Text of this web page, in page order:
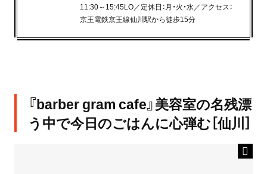
11:30～15:45LO／定休日：月・火・水／アクセス：
京王電鉄京王線仙川駅から徒歩15分
『barber gram cafe』美容室の名残漂
う中で今日のごはんに心弾む［仙川］